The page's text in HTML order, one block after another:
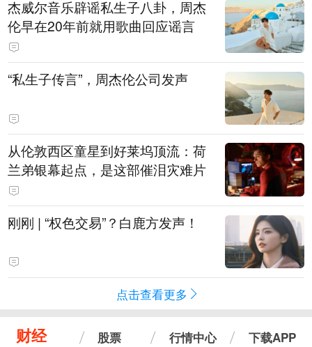
杰威尔音乐辟谣私生子八卦，周杰
伦早在20年前就用歌曲回应谣言
“私生子传言”，周杰伦公司发声
从伦敦西区童星到好莱坞顶流：荷
兰弟银幕起点，是这部催泪灾难片
刚刚 | “权色交易”？白鹿方发声！
点击查看更多
财经 股票 行情中心 下载APP